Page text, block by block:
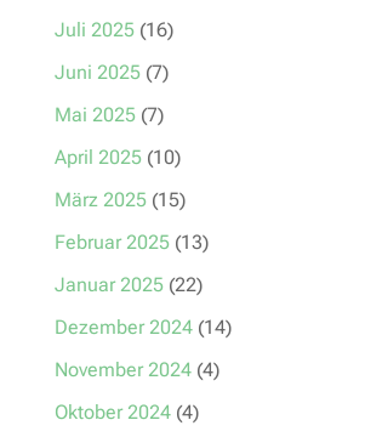
Juli 2025(16)
Juni 2025(7)
Mai 2025(7)
April 2025(10)
März 2025(15)
Februar 2025(13)
Januar 2025(22)
Dezember 2024(14)
November 2024(4)
Oktober 2024(4)